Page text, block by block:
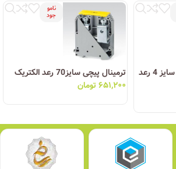
ترمینال پیچی سری ارت سایز 4 رعد
نامو
جود
ترمینال پیچی سایز70 رعد الکتریک
۶۵۱,۲۰۰تومان